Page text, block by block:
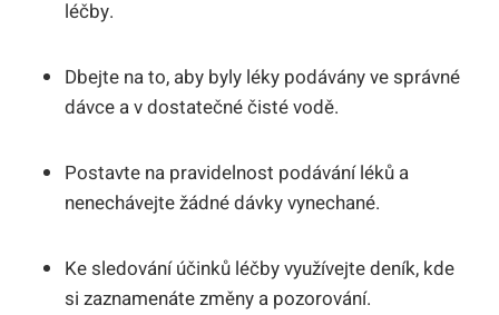
⁢léčby.
Dbejte na ⁢to, aby ‍byly⁢ léky podávány ve správné
dávce a ​v dostatečné čisté⁤ vodě.
Postavte na ‌pravidelnost​ podávání léků⁢ a
nenechávejte žádné dávky vynechané.
Ke sledování účinků léčby využívejte deník, kde
si zaznamenáte změny a pozorování.